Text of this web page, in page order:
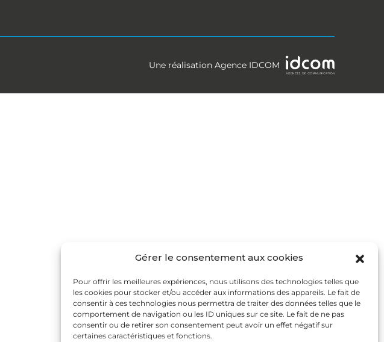
Gérer le consentement aux cookies
Pour offrir les meilleures expériences, nous utilisons des technologies telles que
les cookies pour stocker et/ou accéder aux informations des appareils. Le fait de
consentir à ces technologies nous permettra de traiter des données telles que le
comportement de navigation ou les ID uniques sur ce site. Le fait de ne pas
consentir ou de retirer son consentement peut avoir un effet négatif sur
certaines caractéristiques et fonctions.
Une réalisation Agence IDCOM